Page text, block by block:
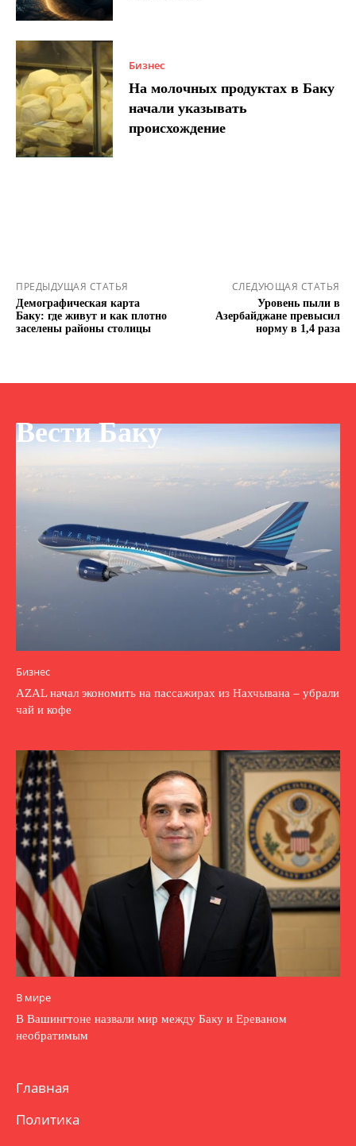
Бизнес
На молочных продуктах в Баку
начали указывать
происхождение
ПРЕДЫДУЩАЯ СТАТЬЯ
Демографическая карта
Баку: где живут и как плотно
заселены районы столицы
СЛЕДУЮЩАЯ СТАТЬЯ
Уровень пыли в
Азербайджане превысил
норму в 1,4 раза
Вести Баку
Бизнес
AZAL начал экономить на пассажирах из Нахчывана – убрали
чай и кофе
В мире
В Вашингтоне назвали мир между Баку и Ереваном
необратимым
Главная
Политика